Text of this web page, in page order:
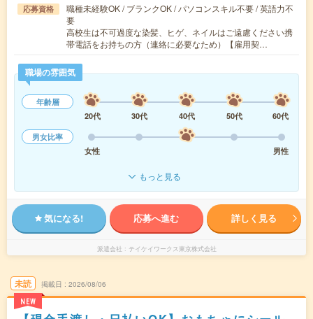
応募資格
職種未経験OK / ブランクOK / パソコンスキル不要 / 英語力不
要
高校生は不可過度な染髪、ヒゲ、ネイルはご遠慮ください携
帯電話をお持ちの方（連絡に必要なため）【雇用契…
職場の雰囲気
年齢層
20代
30代 40代 50代
60代
男女比率
女性
男性
もっと見る
気になる! 応募へ進む 詳しく見る
派遣会社 テイケイワークス東京株式会社
未読
NEW
掲載日 2026/08/06